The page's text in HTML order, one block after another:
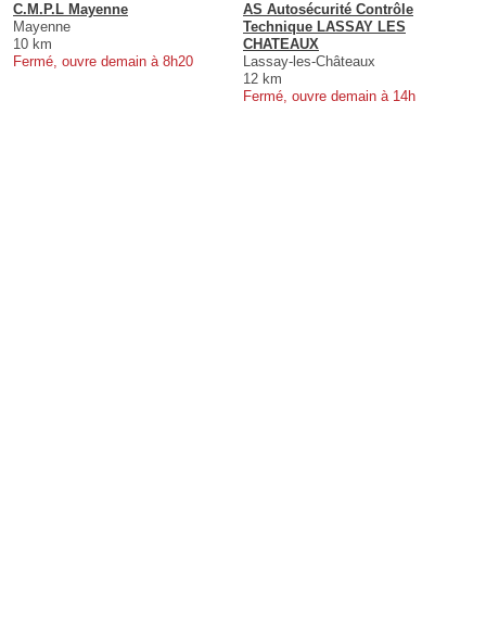
C.M.P.L Mayenne
Mayenne
10 km
Fermé, ouvre demain à 8h20
AS Autosécurité Contrôle
Technique LASSAY LES
CHATEAUX
Lassay-les-Châteaux
12 km
Fermé, ouvre demain à 14h